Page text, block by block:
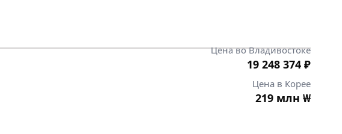
Цена во Владивостоке
19 248 374 ₽
Цена в Корее
219 млн ₩